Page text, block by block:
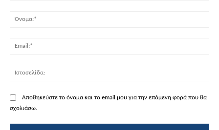
Αποθηκεύστε το όνομα και το email μου για την επόμενη φορά που θα
σχολιάσω.